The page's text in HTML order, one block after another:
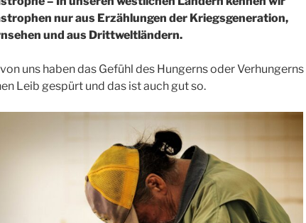
nur aus Erzählungen der Kriegsgeneration,
und aus Drittweltländern.
uns haben das Gefühl des Hungerns oder Verhungerns
Leib gespürt und das ist auch gut so.